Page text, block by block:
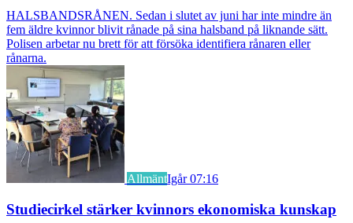
HALSBANDSRÅNEN. Sedan i slutet av juni har inte mindre än
fem äldre kvinnor blivit rånade på sina halsband på liknande sätt.
Polisen arbetar nu brett för att försöka identifiera rånaren eller
rånarna.
AllmäntIgår 07:16
Studiecirkel stärker kvinnors ekonomiska kunskap